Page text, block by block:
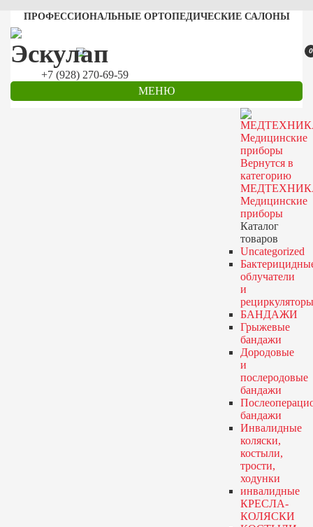
ПРОФЕССИОНАЛЬНЫЕ ОРТОПЕДИЧЕСКИЕ САЛОНЫ
+7 (928) 270-69-59
0
МЕНЮ
Вернутся в
категорию
Медицинские
приборы
Каталог
товаров
Uncategorized
облучатели
и
рециркуляторы
БАНДАЖИ
Грыжевые
бандажи
Дородовые
и
послеродовые
бандажи
бандажи
Инвалидные
коляски,
костыли,
трости,
ходунки
инвалидные
КРЕСЛА-
КОЛЯСКИ